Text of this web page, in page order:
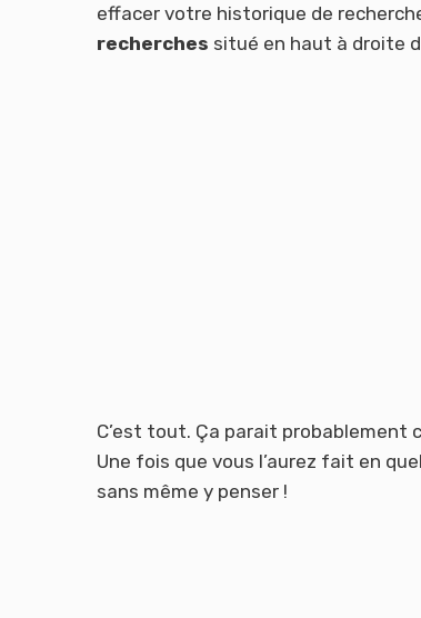
effacer votre historique de
recherches situé en haut à droite
C’est tout. Ça parait probablement
Une fois que vous l’aurez fait en
sans même y penser !